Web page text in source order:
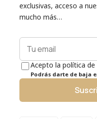
exclusivas, acceso a
mucho más…
Acepto la política de
Podrás darte de baja